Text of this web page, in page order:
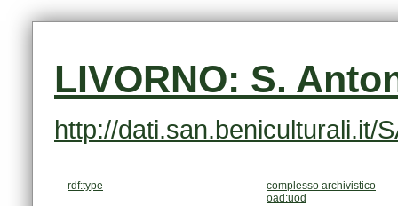
LIVORNO: S.
http://dati.san.beniculturali.it/
rdf:type
complesso archivistico
oad:uod